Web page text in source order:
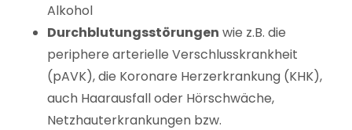
Alkohol
Durchblutungsstörungen wie z.B. die
periphere arterielle Verschlusskrankheit
(pAVK), die Koronare Herzerkrankung (KHK),
auch Haarausfall oder Hörschwäche,
Netzhauterkrankungen bzw.